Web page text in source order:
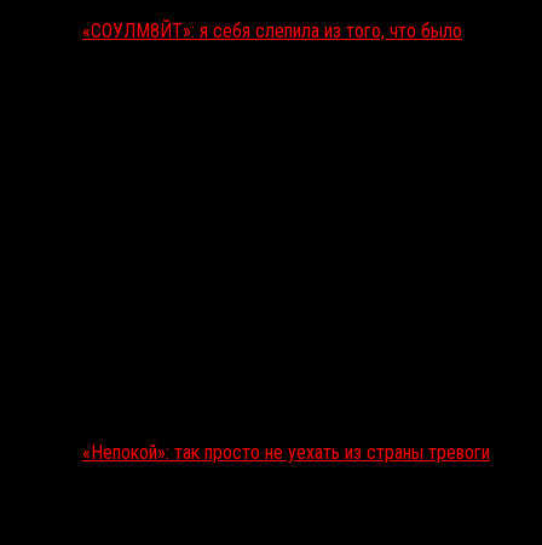
«СОУЛМ8ЙТ»: я себя слепила из того, что было
«Непокой»: так просто не уехать из страны тревоги